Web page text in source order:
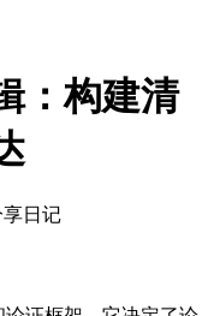
：构建清
日记